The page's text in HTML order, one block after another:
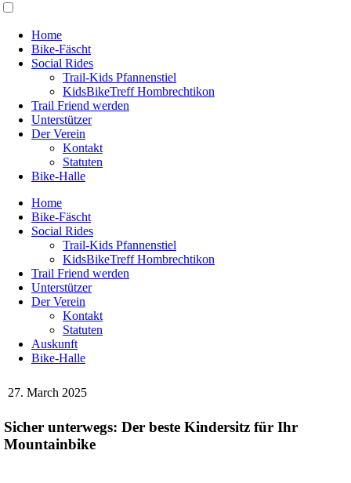
Home
Bike-Fäscht
Social Rides
Trail-Kids Pfannenstiel
KidsBikeTreff Hombrechtikon
Trail Friend werden
Unterstützer
Der Verein
Kontakt
Statuten
Bike-Halle
Home
Bike-Fäscht
Social Rides
Trail-Kids Pfannenstiel
KidsBikeTreff Hombrechtikon
Trail Friend werden
Unterstützer
Der Verein
Kontakt
Statuten
Auskunft
Bike-Halle
27. March 2025
Sicher unterwegs: Der beste Kindersitz für Ihr
Mountainbike